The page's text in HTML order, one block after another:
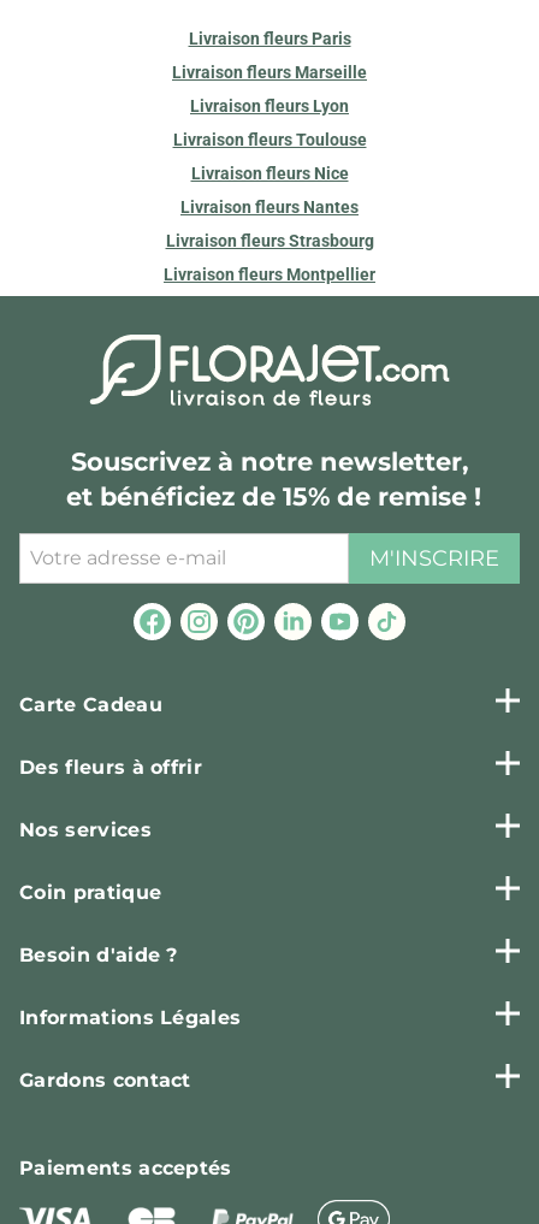
Livraison fleurs Paris
Livraison fleurs Marseille
Livraison fleurs Lyon
Livraison fleurs Toulouse
Livraison fleurs Nice
Livraison fleurs Nantes
Livraison fleurs Strasbourg
Livraison fleurs Montpellier
Souscrivez à notre newsletter,
et bénéficiez de 15% de remise !
M'INSCRIRE
Carte Cadeau
Des fleurs à offrir
Nos services
Coin pratique
Besoin d'aide ?
Informations Légales
Gardons contact
Paiementsacceptés